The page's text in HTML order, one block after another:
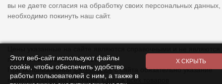
вы не даете согласия на обработку своих персональных
необходимо покинуть наш сайт.
публичной офертой (ст. 437 ГК).
При использованииматериаловс сайта обязательно указание
прямой ссылки на источник.Список всех товаров
Этот веб-сайт используют файлы
cookie, чтобы обеспечить удобство
работы пользователей с ним, а также в